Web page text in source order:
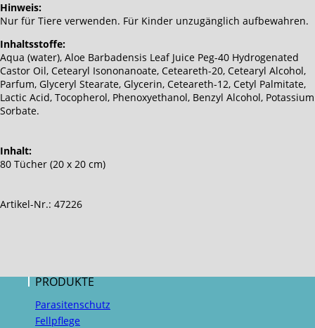
Hinweis:
Nur für Tiere verwenden. Für Kinder unzugänglich aufbewahren.
Inhaltsstoffe:
Aqua (water), Aloe Barbadensis Leaf Juice Peg-40 Hydrogenated
Castor Oil, Cetearyl Isononanoate, Ceteareth-20, Cetearyl Alcohol,
Parfum, Glyceryl Stearate, Glycerin, Ceteareth-12, Cetyl Palmitate,
Lactic Acid, Tocopherol, Phenoxyethanol, Benzyl Alcohol, Potassium
Sorbate.
Inhalt:
80 Tücher (20 x 20 cm)
Artikel-Nr.: 47226
PRODUKTE
Parasitenschutz
Fellpflege